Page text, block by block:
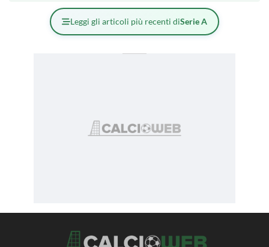
Leggi gli articoli più recenti diSerie A